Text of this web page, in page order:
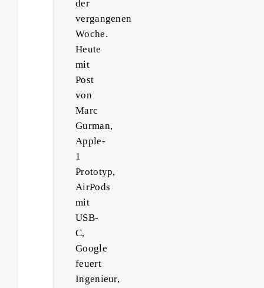
der
vergangenen
Woche.
Heute
mit
Post
von
Marc
Gurman,
Apple-
1
Prototyp,
AirPods
mit
USB-
C,
Google
feuert
Ingenieur,